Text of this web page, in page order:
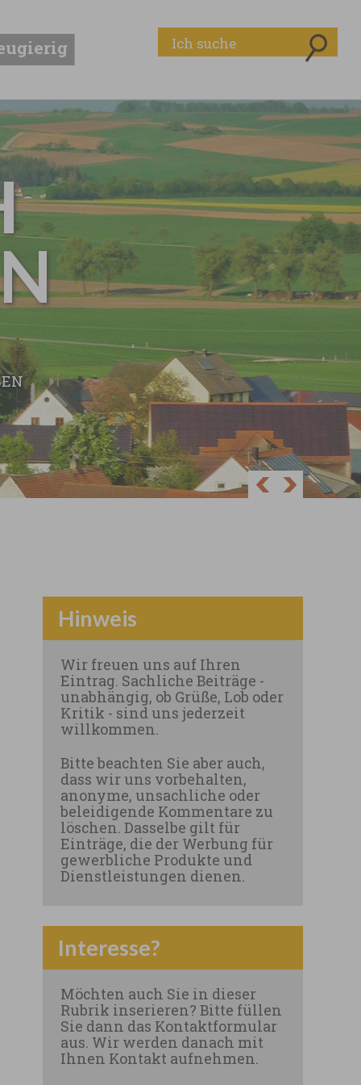
Prev
Next
Hinweis
Wir freuen uns auf Ihren
Eintrag. Sachliche Beiträge -
unabhängig, ob Grüße, Lob oder
Kritik - sind uns jederzeit
willkommen.
Bitte beachten Sie aber auch,
dass wir uns vorbehalten,
anonyme, unsachliche oder
beleidigende Kommentare zu
löschen. Dasselbe gilt für
Einträge, die der Werbung für
gewerbliche Produkte und
Dienstleistungen dienen.
Interesse?
Möchten auch Sie in dieser
Rubrik inserieren? Bitte füllen
Sie dann das Kontaktformular
aus. Wir werden danach mit
Ihnen Kontakt aufnehmen.